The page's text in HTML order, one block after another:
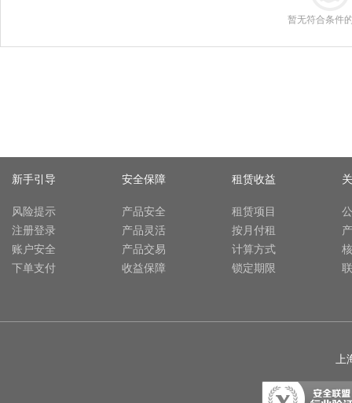
暂无符合条件
新手引导
风险提示
注册登录
账户安全
下单支付
安全保障
产品安全
产品灵活
产品交易
收益保障
租赁收益
租赁项目
按月付租
计算方式
锁定期限